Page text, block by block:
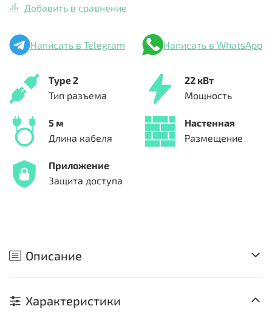
Добавить в сравнение
Настенная
Размещение
Type 2
Тип разъема
22 кВт
Мощность
5 м
Длина кабеля
Приложение
Защита доступа
Написать в Telegram Написать в WhatsApp
Описание
Характеристики